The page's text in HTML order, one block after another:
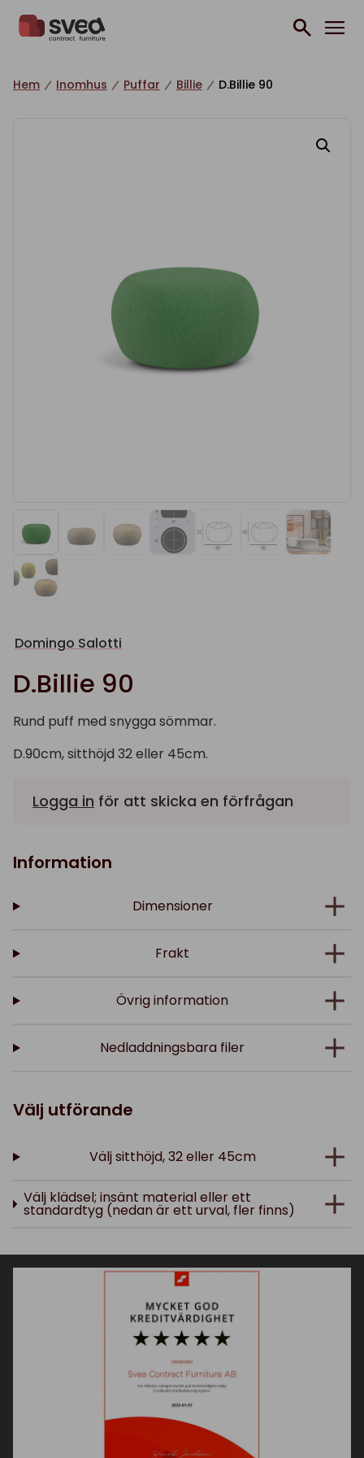
Hem Inomhus Puffar Billie D.Billie 90
Domingo Salotti
D.Billie 90
Rund puff med snygga sömmar.
D.90cm, sitthöjd 32 eller 45cm.
Logga in för att skicka en förfrågan
Information
Dimensioner
Frakt
Övrig information
Nedladdningsbara filer
Välj utförande
Välj sitthöjd, 32 eller 45cm
Välj klädsel; insänt material eller ett
standardtyg (nedan är ett urval, fler finns)